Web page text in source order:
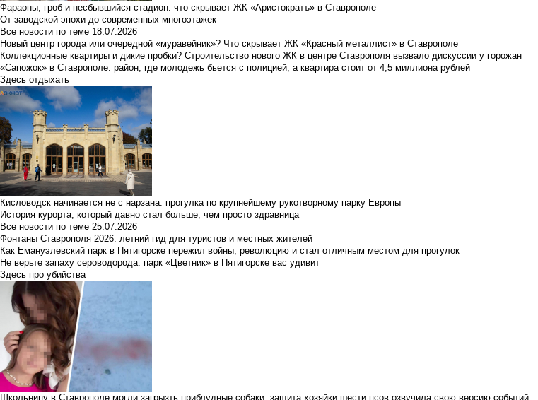
Фараоны, гроб и несбывшийся стадион: что скрывает ЖК «Аристократъ» в Ставрополе
От заводской эпохи до современных многоэтажек
Все новости по теме 18.07.2026
Новый центр города или очередной «муравейник»? Что скрывает ЖК «Красный металлист» в Ставрополе
Коллекционные квартиры и дикие пробки? Строительство нового ЖК в центре Ставрополя вызвало дискуссии у горожан
«Сапожок» в Ставрополе: район, где молодежь бьется с полицией, а квартира стоит от 4,5 миллиона рублей
Здесь отдыхать
Кисловодск начинается не с нарзана: прогулка по крупнейшему рукотворному парку Европы
История курорта, который давно стал больше, чем просто здравница
Все новости по теме 25.07.2026
Фонтаны Ставрополя 2026: летний гид для туристов и местных жителей
Как Емануэлевский парк в Пятигорске пережил войны, революцию и стал отличным местом для прогулок
Не верьте запаху сероводорода: парк «Цветник» в Пятигорске вас удивит
Здесь про убийства
Школьницу в Ставрополе могли загрызть приблудные собаки: защита хозяйки шести псов озвучила свою версию событий